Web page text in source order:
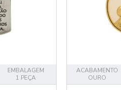
EMBALAGEM
1 PEÇA
ACABAMENTO
OURO